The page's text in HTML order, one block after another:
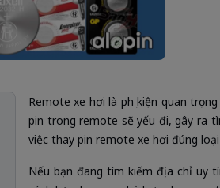
Remote xe hơi là phụ kiện quan
pin trong remote sẽ yếu đi, gây ra
việc thay pin remote xe hơi đúng
Nếu bạn đang tìm kiếm địa chỉ uy